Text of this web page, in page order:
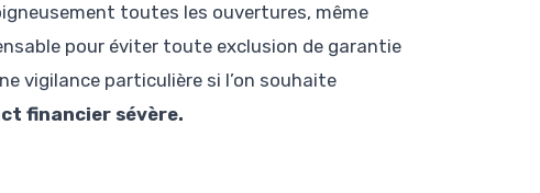
toutes les ouvertures, même
pour éviter toute exclusion de garantie
vigilance particulière si l’on souhaite
financier sévère.